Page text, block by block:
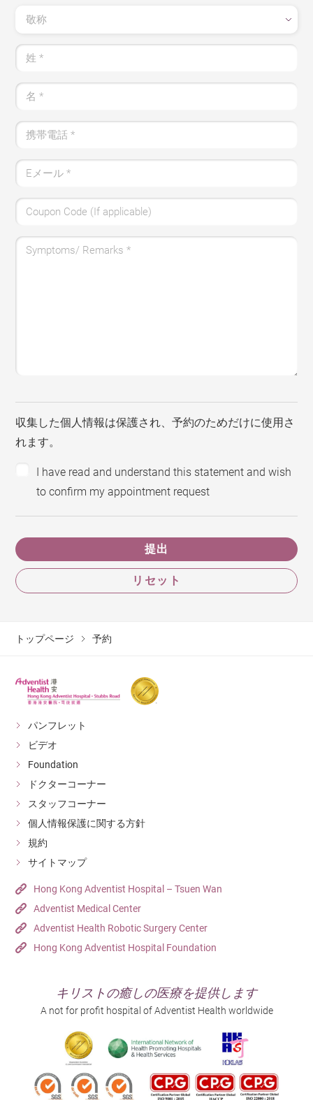
敬称
姓*
名*
携帯電話*
Eメール*
Coupon Code (If applicable)
Symptoms/ Remarks*
収集した個人情報は保護され、予約のためだけに使用さ
れます。
I have read and understand this statement and wish
to confirm my appointment request
提出
リセット
トップページ 予約
パンフレット
ビデオ
Foundation
ドクターコーナー
スタッフコーナー
個人情報保護に関する方針
規約
サイトマップ
Hong Kong Adventist Hospital – Tsuen Wan
Adventist Medical Center
Adventist Health Robotic Surgery Center
Hong Kong Adventist Hospital Foundation
キリストの癒しの医療を提供します
A not for profit hospital of Adventist Health worldwide